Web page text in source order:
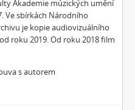
televize větví
of Dialogue
Akademie múzických umění
Ve sbírkách Národního
je kopie audiovizuálního
roku 2019. Od roku 2018 film
s autorem